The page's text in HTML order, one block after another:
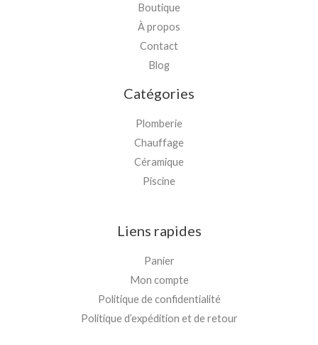
Boutique
À propos
Contact
Blog
Catégories
Plomberie
Chauffage
Céramique
Piscine
Liens rapides
Panier
Mon compte
Politique de confidentialité
Politique d’expédition et de retour